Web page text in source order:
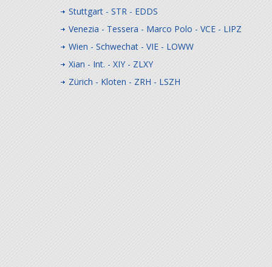
Stuttgart - STR - EDDS
Venezia - Tessera - Marco Polo - VCE - LIPZ
Wien - Schwechat - VIE - LOWW
Xian - Int. - XIY - ZLXY
Zürich - Kloten - ZRH - LSZH